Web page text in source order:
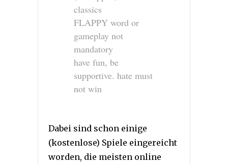
classics
FLAPPY word or
gameplay not
mandatory
have fun, be
supportive. hate must
not win
Dabei sind schon einige
(kostenlose) Spiele eingereicht
worden, die meisten online